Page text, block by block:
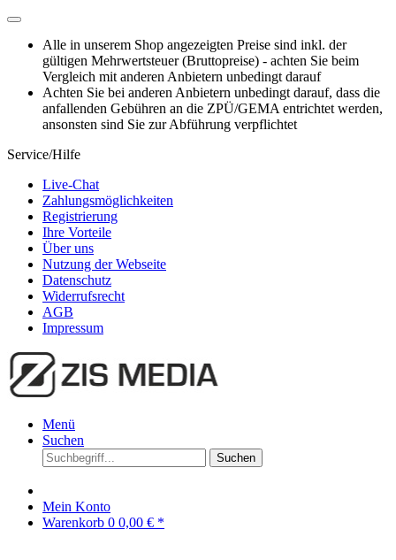
Alle in unserem Shop angezeigten Preise sind inkl. der
gültigen Mehrwertsteuer (Bruttopreise) - achten Sie beim
Vergleich mit anderen Anbietern unbedingt darauf
Achten Sie bei anderen Anbietern unbedingt darauf, dass die
anfallenden Gebühren an die ZPÜ/GEMA entrichtet werden,
ansonsten sind Sie zur Abführung verpflichtet
Service/Hilfe
Live-Chat
Zahlungsmöglichkeiten
Registrierung
Ihre Vorteile
Über uns
Nutzung der Webseite
Datenschutz
Widerrufsrecht
AGB
Impressum
Menü
Suchen
Suchen
Mein Konto
Warenkorb 0 0,00 € *